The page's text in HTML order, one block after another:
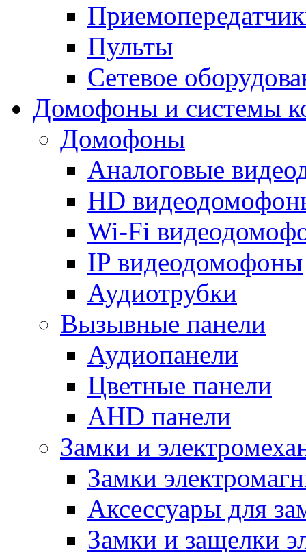
Пульты
Сетевое
Домофоны и системы
Домофоны
Аналоговые
HD
Wi-Fi
IP видеодомофоны
Аудиотрубки
Вызывные панели
Аудиопанели
Цветные панели
AHD панели
Замки и
Замки
Аксессуары для
Замки и защелки